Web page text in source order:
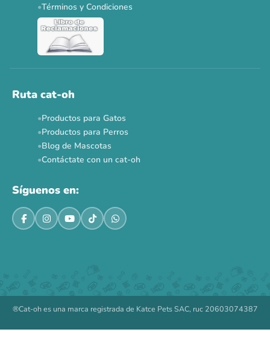
Ver todas las promos 🐾
Términos y Condiciones
Ruta cat-oh
Productos para Gatos
Productos para Perros
Blog de Mascotas
Contáctate con un cat-oh
Síguenos en:
®Cat-oh es una marca registrada de Katce Pets SAC, ruc 20603074387